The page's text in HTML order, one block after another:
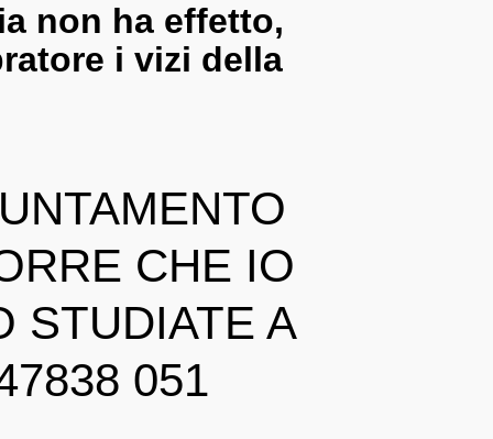
non ha effetto,
i vizi della
CHE IO
STUDIATE A
051